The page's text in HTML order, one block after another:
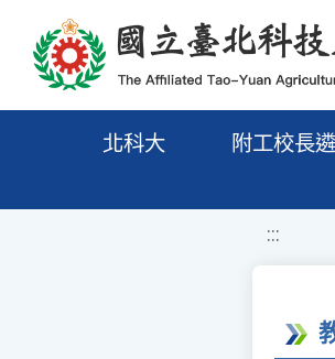
移至網頁之主要內容區位置
北科大 附工校長
:::